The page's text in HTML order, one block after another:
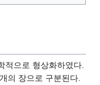
으로 형상화하였다.
의 장으로 구분된다.